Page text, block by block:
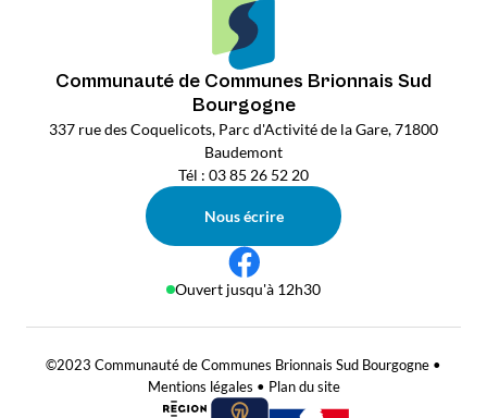
Communauté de Communes Brionnais Sud
Bourgogne
337 rue des Coquelicots, Parc d'Activité de la Gare, 71800
Baudemont
Tél : 03 85 26 52 20
Nous écrire
Ouvert jusqu'à 12h30
©2023 Communauté de Communes Brionnais Sud Bourgogne •
Mentions légales • Plan du site